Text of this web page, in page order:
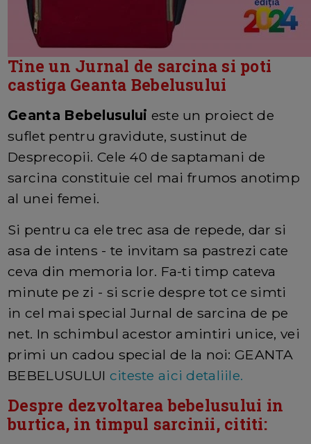
Tine un Jurnal de sarcina si poti
castiga Geanta Bebelusului
Geanta Bebelusului este un proiect de
suflet pentru gravidute, sustinut de
Desprecopii. Cele 40 de saptamani de
sarcina constituie cel mai frumos anotimp
al unei femei.
Si pentru ca ele trec asa de repede, dar si
asa de intens - te invitam sa pastrezi cate
ceva din memoria lor. Fa-ti timp cateva
minute pe zi - si scrie despre tot ce simti
in cel mai special Jurnal de sarcina de pe
net. In schimbul acestor amintiri unice, vei
primi un cadou special de la noi: GEANTA
BEBELUSULUI citeste aici detaliile.
Despre dezvoltarea bebelusului in
burtica, in timpul sarcinii, cititi: